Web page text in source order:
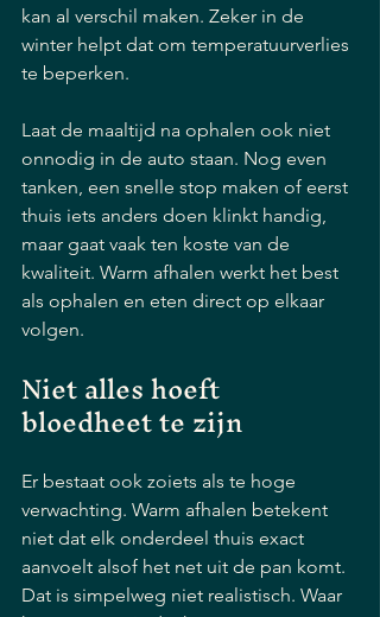
kan al verschil maken. Zeker in de
winter helpt dat om temperatuurverlies
te beperken.
Laat de maaltijd na ophalen ook niet
onnodig in de auto staan. Nog even
tanken, een snelle stop maken of eerst
thuis iets anders doen klinkt handig,
maar gaat vaak ten koste van de
kwaliteit. Warm afhalen werkt het best
als ophalen en eten direct op elkaar
volgen.
Niet alles hoeft
bloedheet te zijn
Er bestaat ook zoiets als te hoge
verwachting. Warm afhalen betekent
niet dat elk onderdeel thuis exact
aanvoelt alsof het net uit de pan komt.
Dat is simpelweg niet realistisch. Waar